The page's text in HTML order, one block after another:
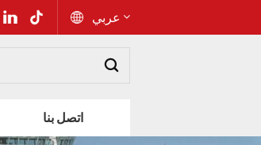
عربي
Русский
اتصل بنا